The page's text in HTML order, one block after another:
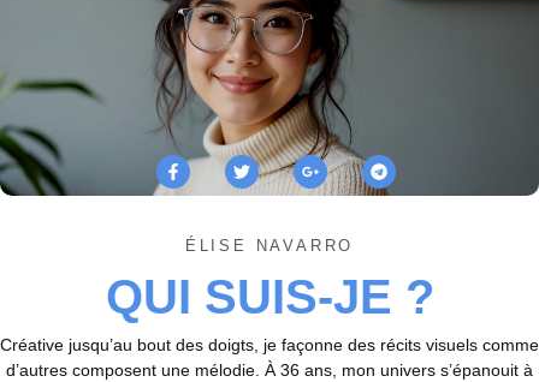
ÉLISE NAVARRO
QUI SUIS-JE ?
Créative jusqu’au bout des doigts, je façonne des récits visuels comme
d’autres composent une mélodie. À 36 ans, mon univers s’épanouit à